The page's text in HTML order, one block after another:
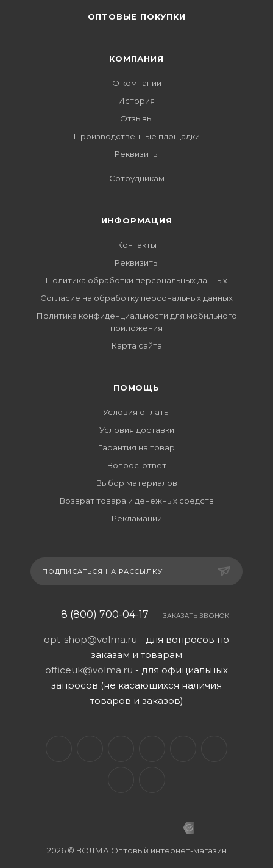
ОПТОВЫЕ ПОКУПКИ
КОМПАНИЯ
О компании
История
Отзывы
Производственные площадки
Реквизиты
Сотрудникам
ИНФОРМАЦИЯ
Контакты
Реквизиты
Политика обработки персональных данных
Согласие на обработку персональных данных
Политика конфиденциальности для мобильного
приложения
Карта сайта
ПОМОЩЬ
Условия оплаты
Условия доставки
Гарантия на товар
Вопрос-ответ
Выбор материалов
Возврат товара и денежных средств
Рекламации
ПОДПИСАТЬСЯ НА РАССЫЛКУ
8 (800) 700-04-17 ЗАКАЗАТЬ ЗВОНОК
opt-shop@volma.ru - для вопросов по
заказам и товарам
officeuk@volma.ru - для официальных
запросов (не касающихся наличия
товаров и заказов)
2026 © ВОЛМА Оптовый интернет-магазин